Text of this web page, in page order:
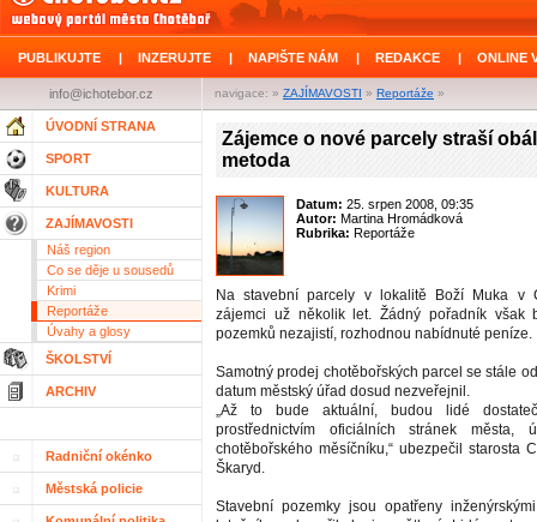
PUBLIKUJTE | INZERUJTE | NAPIŠTE NÁM | REDAKCE | ONLINE
navigace: » ZAJÍMAVOSTI » Reportáže »
info@ichotebor.cz
ÚVODNÍ STRANA
SPORT
KULTURA
ZAJÍMAVOSTI
Náš region
Co se děje u sousedů
Krimi
Reportáže
Úvahy a glosy
ŠKOLSTVÍ
ARCHIV
Radniční okénko
Městská policie
Zájemce o nové parcely straší
metoda
Datum: 25. srpen 2008, 09:35
Autor: Martina Hromádková
Rubrika: Reportáže
Na stavební parcely v lokalitě Boží Muka v
zájemci už několik let. Žádný pořadník však
pozemků nezajistí, rozhodnou nabídnuté peníze.
Samotný prodej chotěbořských parcel se stále
datum městský úřad dosud nezveřejnil.
„Až to bude aktuální, budou lidé
prostřednictvím oficiálních stránek města,
chotěbořského měsíčníku,“ ubezpečil starosta
Škaryd.
Stavební pozemky jsou opatřeny